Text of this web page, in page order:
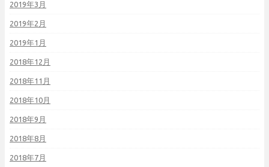
2019年3月
2019年2月
2019年1月
2018年12月
2018年11月
2018年10月
2018年9月
2018年8月
2018年7月